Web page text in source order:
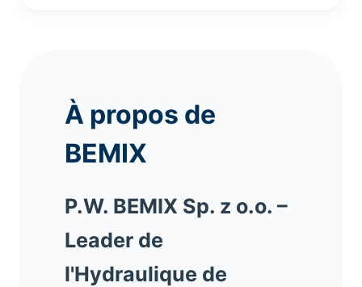
À propos de
BEMIX
P.W. BEMIX Sp. z o.o. –
Leader de
l'Hydraulique de